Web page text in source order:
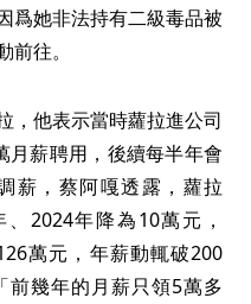
爲她非法持有二級毒品被
往。
，他表示當時蘿拉進公司
月薪聘用，後續每半年會
薪，蔡阿嘎透露，蘿拉
2024年降為10萬元，
萬元，年薪動輒破200
前幾年的月薪只領5萬多